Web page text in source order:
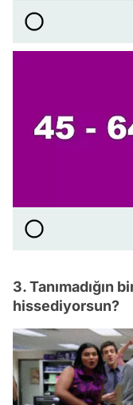
3. Tanımadığın
hissediyorsun?